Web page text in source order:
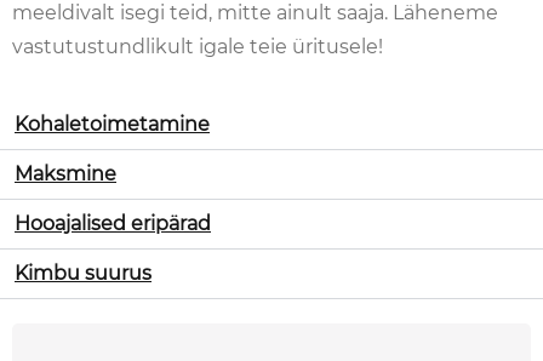
meeldivalt isegi teid, mitte ainult saaja. Läheneme
vastutustundlikult igale teie üritusele!
Kohaletoimetamine
Maksmine
Hooajalised eripärad
Kimbu suurus